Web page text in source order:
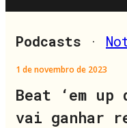
Podcasts ·
1 de novembro de 2023
Beat ‘em up
vai ganhar